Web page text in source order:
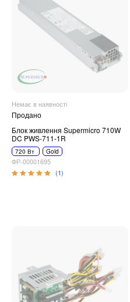
Немає в наявності
Продано
Блок живлення Supermicro 710W
DC PWS-711-1R
720 Вт Gold
ФР-00001695
(1)